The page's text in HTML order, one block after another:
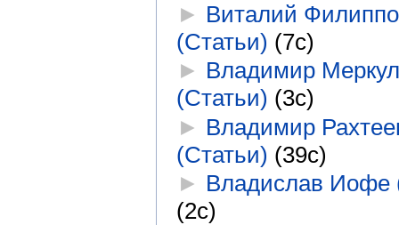
► Виталий
(Статьи) (7с)
► Владимир
(Статьи) (3с)
► Владимир
(Статьи) (39с)
► Владислав Иофе
(2с)